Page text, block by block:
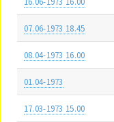
07.06-1973 18.45
08.04-1973 16.00
01.04-1973
17.03-1973 15.00